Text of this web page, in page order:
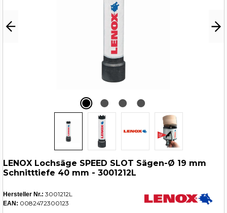
LENOX Lochsäge SPEED SLOT Sägen-Ø 19 mm
Schnitttiefe 40 mm - 3001212L
Hersteller Nr.: 3001212L
EAN: 0082472300123